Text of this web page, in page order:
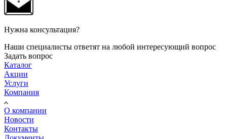
Нужна консультация?
Наши специалисты ответят на любой интересующий вопрос
Задать вопрос
Каталог
Акции
Услуги
Компания
О компании
Новости
Контакты